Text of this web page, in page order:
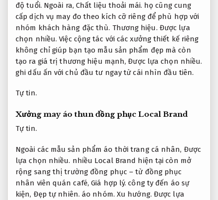
độ tuổi. Ngoài ra, Chất liệu thoải mái. họ cũng cung
cấp dịch vụ may đo theo kích cỡ riêng để phù hợp với
nhóm khách hàng đặc thù. Thương hiệu. Được lựa
chọn nhiều. Việc cộng tác với các xưởng thiết kế riêng
không chỉ giúp bạn tạo mẫu sản phẩm đẹp mà còn
tạo ra giá trị thương hiệu mạnh,Được lựa chọn nhiều.
ghi dấu ấn với chủ đầu tư ngay từ cái nhìn đầu tiên.
Tự tin.
Xưởng may áo thun đồng phục Local Brand
Tự tin.
Ngoài các mẫu sản phẩm áo thời trang cá nhân, Được
lựa chọn nhiều. nhiều Local Brand hiện tại còn mở
rộng sang thị trường đồng phục – từ đồng phục
nhân viên quán café,Giá hợp lý. công ty đến áo sự
kiện, Đẹp tự nhiên. áo nhóm. Xu hướng. Được lựa